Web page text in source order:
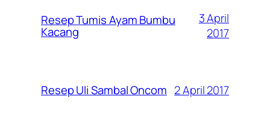
Resep Tumis Ayam Bumbu
Kacang
3 April
2017
Resep Uli Sambal Oncom 2 April 2017